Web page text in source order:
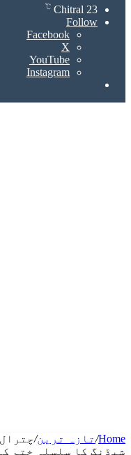
Chitral 23
℃
Follow
Facebook
X
YouTube
Instagram
Home
/تازہ ترین/
شیڈنگ کا سلسلہ ختم